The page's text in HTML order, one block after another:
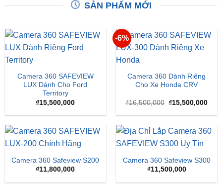
SẢN PHẨM MỚI
Camera 360 SAFEVIEW
LUX Dành Cho Ford
Territory
₫15,500,000
-6%
Camera 360 Dành Riêng
Cho Xe Honda CRV
₫16,500,000 Giá
là:
₫15,500,000Giá
tại
Camera 360 Safeview S200
₫11,800,000
Camera 360 Safeview S300
₫11,500,000